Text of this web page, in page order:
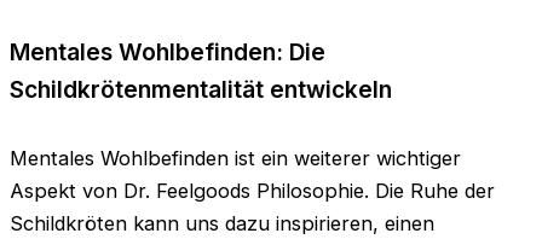
Mentales Wohlbefinden: Die
Schildkrötenmentalität entwickeln
Mentales Wohlbefinden ist ein weiterer wichtiger
Aspekt von Dr. Feelgoods Philosophie. Die Ruhe der
Schildkröten kann uns dazu inspirieren, einen